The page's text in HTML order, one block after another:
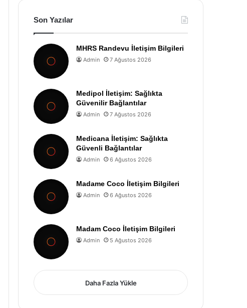
Son Yazılar
MHRS Randevu İletişim Bilgileri
Admin 7 Ağustos 2026
Medipol İletişim: Sağlıkta
Güvenilir Bağlantılar
Admin 7 Ağustos 2026
Medicana İletişim: Sağlıkta
Güvenli Bağlantılar
Admin 6 Ağustos 2026
Madame Coco İletişim Bilgileri
Admin 6 Ağustos 2026
Madam Coco İletişim Bilgileri
Admin 5 Ağustos 2026
Daha Fazla Yükle